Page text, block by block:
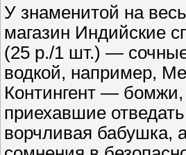
У знаменитой на
магазин Индийские
(25 р./1 шт.) —
водкой, например,
Контингент —
приехавшие
ворчливая бабушка,